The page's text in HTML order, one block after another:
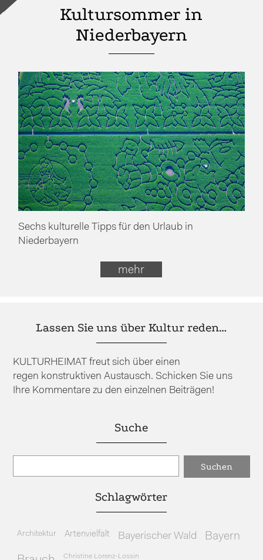
Kultursommer in
Niederbayern
Sechs kulturelle Tipps für den Urlaub in
Niederbayern
mehr
Lassen Sie uns über Kultur reden…
KULTURHEIMAT freut sich über einen
regen konstruktiven Austausch. Schicken Sie uns
Ihre Kommentare zu den einzelnen Beiträgen!
Suche
Schlagwörter
Architektur Artenvielfalt Bayerischer Wald Bayern
Christine Lorenz-Lossin